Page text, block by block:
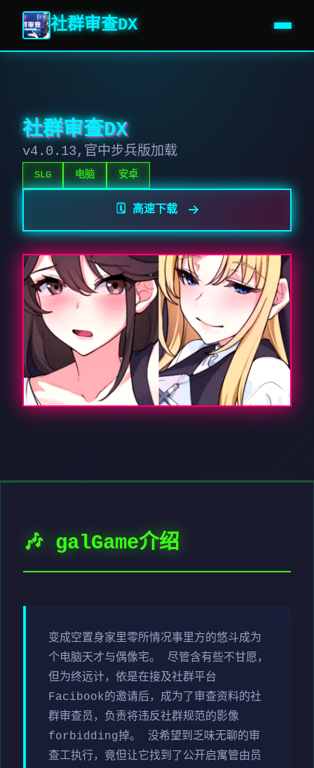
社群审查DX
社群审查DX
v4.0.13,官中步兵版加载
SLG 电脑 安卓
🗓️ 高速下载
🎶 galGame介绍
变成空置身家里零所情况事里方的悠斗成为
个电脑天才与偶像宅。 尽管含有些不甘愿，
但为终远计，依是在接及社群平台
Facibook的邀请后，成为了审查资料的社
群审查员，负责将违反社群规范的影像
forbidding掉。 没希望到乏味无聊的审
查工执行，竟但让它找到了公开启寓管由员